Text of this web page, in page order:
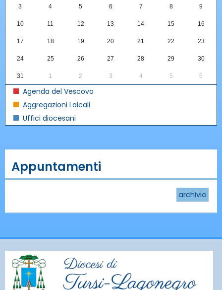
3 4 5 6 7 8 9
10 11 12 13 14 15 16
17 18 19 20 21 22 23
24 25 26 27 28 29 30
31 1 2 3 4 5 6
Agenda del Vescovo
Aggregazioni Laicali
Uffici diocesani
Appuntamenti
archivio